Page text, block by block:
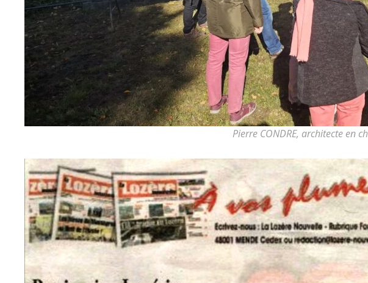
Pierre CONDRE, architecte en